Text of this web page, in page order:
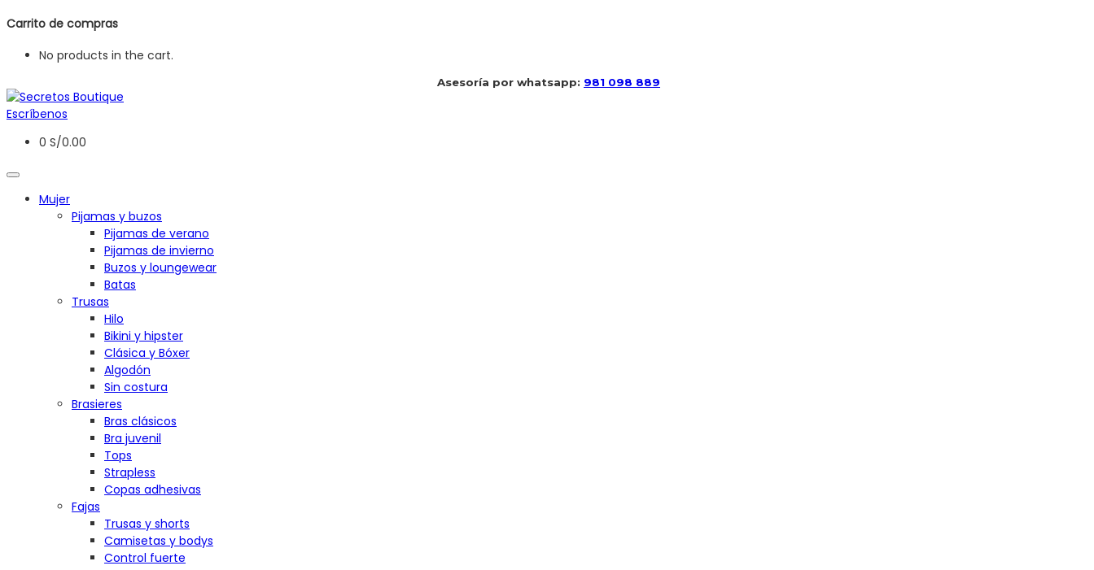
Carrito de compras
No products in the cart.
Asesoría por whatsapp: 981 098 889
Escríbenos
0 S/0.00
Mujer
Pijamas y buzos
Pijamas de verano
Pijamas de invierno
Buzos y loungewear
Batas
Trusas
Hilo
Bikini y hipster
Clásica y Bóxer
Algodón
Sin costura
Brasieres
Bras clásicos
Bra juvenil
Tops
Strapless
Copas adhesivas
Fajas
Trusas y shorts
Camisetas y bodys
Control fuerte